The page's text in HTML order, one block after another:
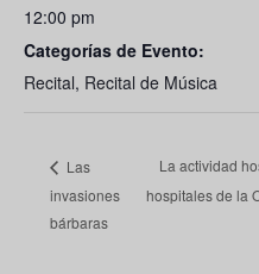
12:00 pm
Categorías de Evento:
Recital, Recital de Música
Las
invasiones
bárbaras
La actividad
hospitales de la